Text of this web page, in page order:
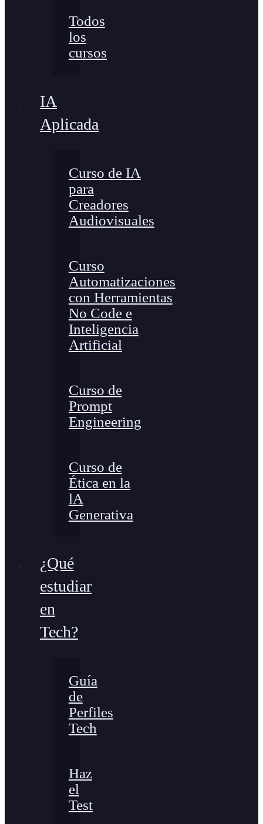
Todos
los
cursos
IA
Aplicada
Curso de IA
para
Creadores
Audiovisuales
Curso
Automatizaciones
con Herramientas
No Code e
Inteligencia
Artificial
Curso de
Prompt
Engineering
Curso de
Ética en la
lA
Generativa
¿Qué
estudiar
en
Tech?
Guía
de
Perfiles
Tech
Haz
el
Test